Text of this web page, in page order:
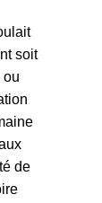
soit
ou
de